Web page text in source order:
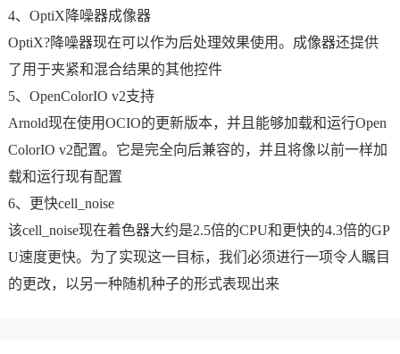
4、OptiX降噪器成像器
OptiX?降噪器现在可以作为后处理效果使用。成像器还提供
了用于夹紧和混合结果的其他控件
5、OpenColorIO v2支持
Arnold现在使用OCIO的更新版本，并且能够加载和运行Open
ColorIO v2配置。它是完全向后兼容的，并且将像以前一样加
载和运行现有配置
6、更快cell_noise
该cell_noise现在着色器大约是2.5倍的CPU和更快的4.3倍的GP
U速度更快。为了实现这一目标，我们必须进行一项令人瞩目
的更改，以另一种随机种子的形式表现出来